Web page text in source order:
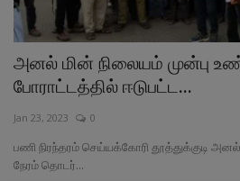
அனல் மின் நிலையம் முன்பு
போராட்டத்தில் ஈடுபட்ட...
Jan 23, 2023 0
பணி நிரந்தரம் செய்யக்கோரி தூத்துக்குடி
நேரம் தொடர்...